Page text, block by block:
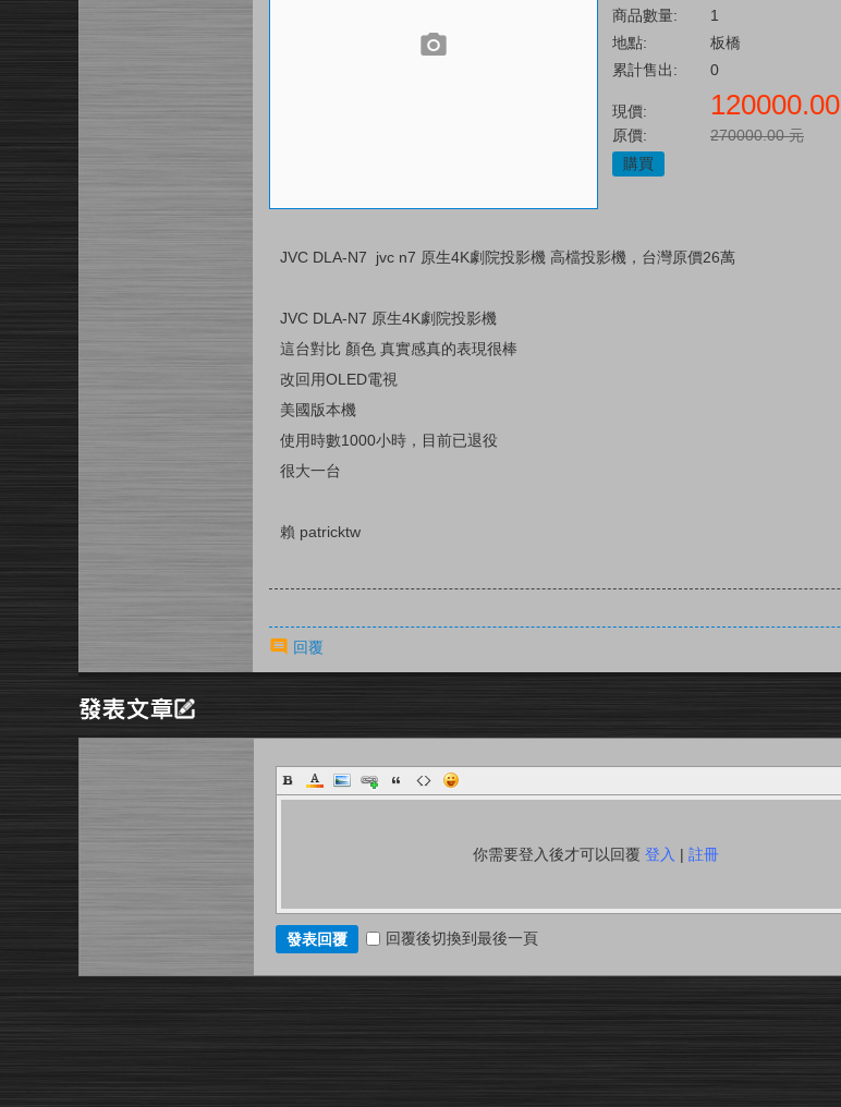
商品數量:
1
地點:
板橋
累計售出:
0
現價: 120000.00
原價:
270000.00 元
購買
JVC DLA-N7 jvc n7 原生4K劇院投影機 高檔投影機，台灣原價26萬
JVC DLA-N7 原生4K劇院投影機
這台對比 顏色 真實感真的表現很棒
改回用OLED電視
美國版本機
使用時數1000小時，目前已退役
很大一台
賴 patricktw
回覆
你需要登入後才可以回覆 登入 | 註冊
發表回覆 回覆後切換到最後一頁